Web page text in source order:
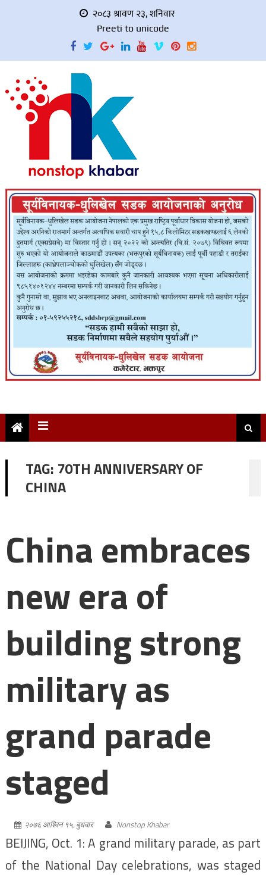
२०८३ श्रावण २३, शनिवार
Preeti to unicode
TAG: 70TH ANNIVERSARY OF
CHINA
China embraces
new era of
building strong
military as
grand parade
staged
२०७६ आश्विन १५, बुधवार Nonstop Khabar
BEIJING, Oct. 1: A grand military parade, as part
of the National Day celebrations, was staged